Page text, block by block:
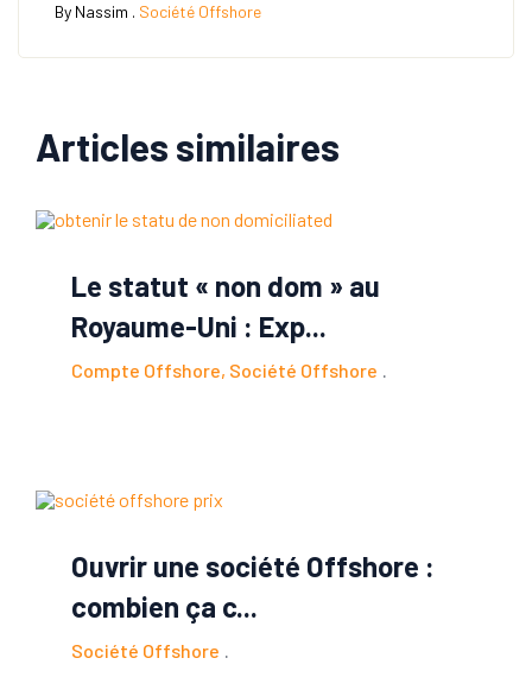
By Nassim . Société Offshore
Articles similaires
Le statut « non dom » au
Royaume-Uni : Exp...
Compte Offshore, Société Offshore
Ouvrir une société Offshore :
combien ça c...
Société Offshore